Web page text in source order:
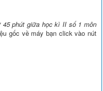
phút giữa học kì II số 1 môn
gốc về máy bạn click vào nút